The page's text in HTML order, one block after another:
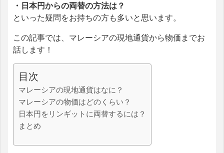
・日本円からの両替の方法は？
といった疑問をお持ちの方も多いと思います。
この記事では、マレーシアの現地通貨から物価までお
話します！
目次
マレーシアの現地通貨はなに？
マレーシアの物価はどのくらい？
日本円をリンギットに両替するには？
まとめ